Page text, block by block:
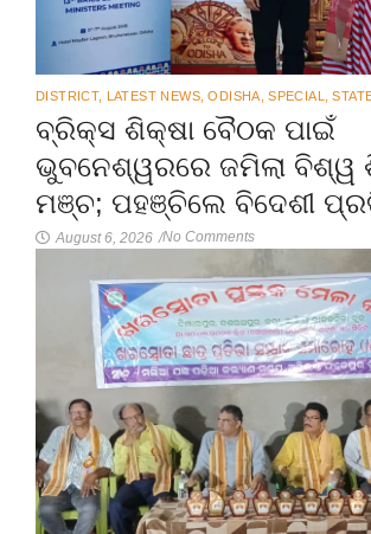
DISTRICT, LATEST NEWS ODISHA SPECIAL
ବ୍ରିକ୍ସ ଶିକ୍ଷା ବୈଠକ ପାଇଁ
ଭୁବନେଶ୍ୱରରେ ଜମିଲା ବିଶ୍ୱ
ମଞ୍ଚ; ପହଞ୍ଚିଲେ ବିଦେଶୀ
August 6, 2026 /No Comments